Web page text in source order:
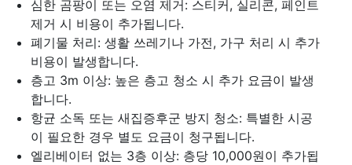
심한 곰팡이 또는 오염 제거: 스티커, 실리콘, 페인트
제거 시 비용이 추가됩니다.
폐기물 처리: 생활 쓰레기나 가전, 가구 처리 시 추가
비용이 발생합니다.
층고 3m 이상: 높은 층고 청소 시 추가 요금이 발생
합니다.
항균 소독 또는 새집증후군 방지 청소: 특별한 시공
이 필요한 경우 별도 요금이 청구됩니다.
엘리베이터 없는 3층 이상: 층당 10,000원이 추가됩